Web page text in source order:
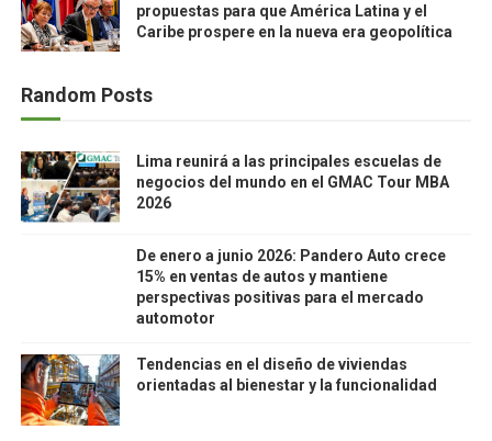
propuestas para que América Latina y el
Caribe prospere en la nueva era geopolítica
Random Posts
Lima reunirá a las principales escuelas de
negocios del mundo en el GMAC Tour MBA
2026
De enero a junio 2026: Pandero Auto crece
15% en ventas de autos y mantiene
perspectivas positivas para el mercado
automotor
Tendencias en el diseño de viviendas
orientadas al bienestar y la funcionalidad